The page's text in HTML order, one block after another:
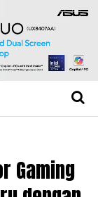
Gaming